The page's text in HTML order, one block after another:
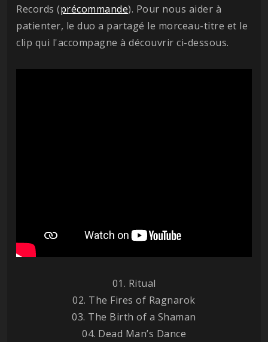
Records (précommande). Pour nous aider à
patienter, le duo a partagé le morceau-titre et le
clip qui l'accompagne à découvrir ci-dessous.
01. Ritual
02. The Fires of Ragnarok
03. The Birth of a Shaman
04. Dead Man’s Dance